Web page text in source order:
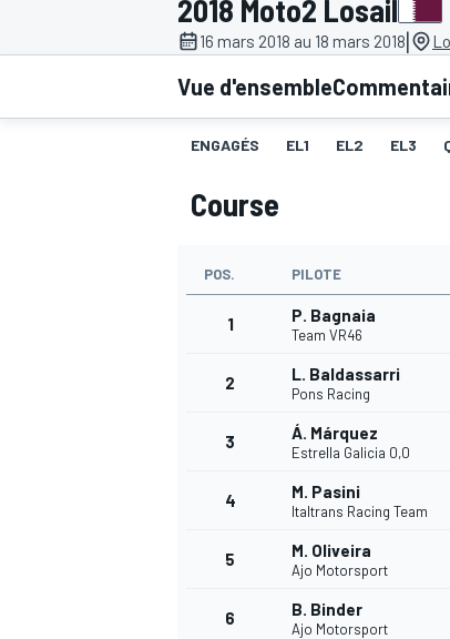
2018 Moto2 Losail
16 mars 2018 au 18 mars 2018|
Vue d'ensemble
ENGAGÉS EL1 EL2 EL3
Course
POS. PILOTE
1 P. Bagnaia
Team VR46
2 L. Baldassarri
Pons Racing
3 Á. Márquez
Estrella Galicia 0,0
4 M. Pasini
Italtrans Racing Team
5 M. Oliveira
Ajo Motorsport
6 B. Binder
Ajo Motorsport